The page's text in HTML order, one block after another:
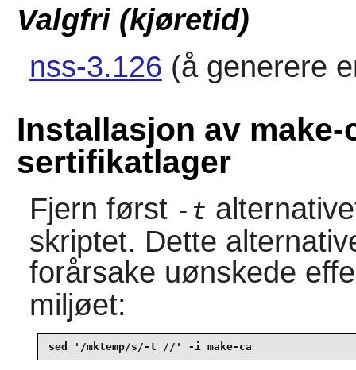
Valgfri (kjøretid)
nss-3.126 (å generere
Installasjon av
sertifikatlager
Fjern først -t
skriptet. Dette
forårsake uønskede
miljøet:
sed '/mktemp/s/-t //' -i make-ca